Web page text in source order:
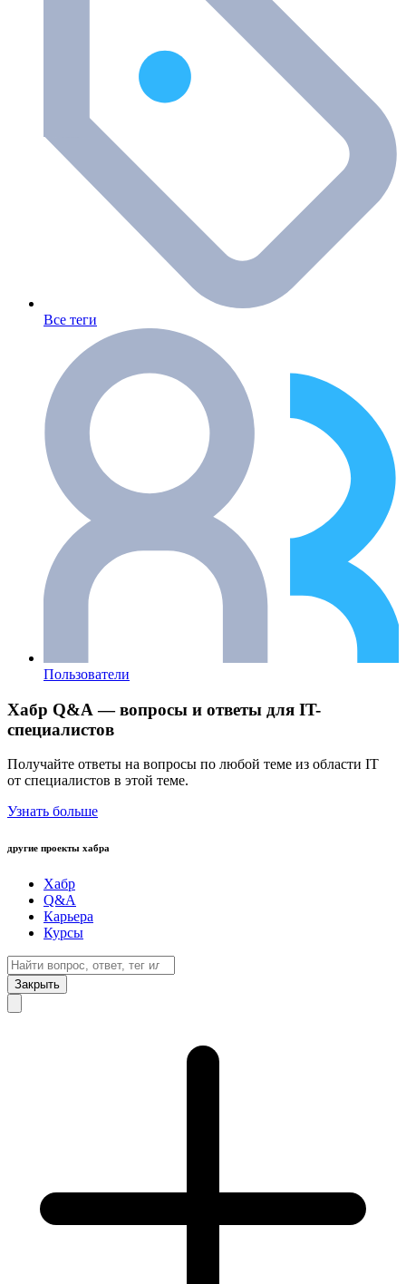
Все теги
Пользователи
Хабр Q&A — вопросы и ответы для IT-
специалистов
Получайте ответы на вопросы по любой теме из области IT
от специалистов в этой теме.
Узнать больше
другие проекты хабра
Хабр
Q&A
Карьера
Курсы
Закрыть